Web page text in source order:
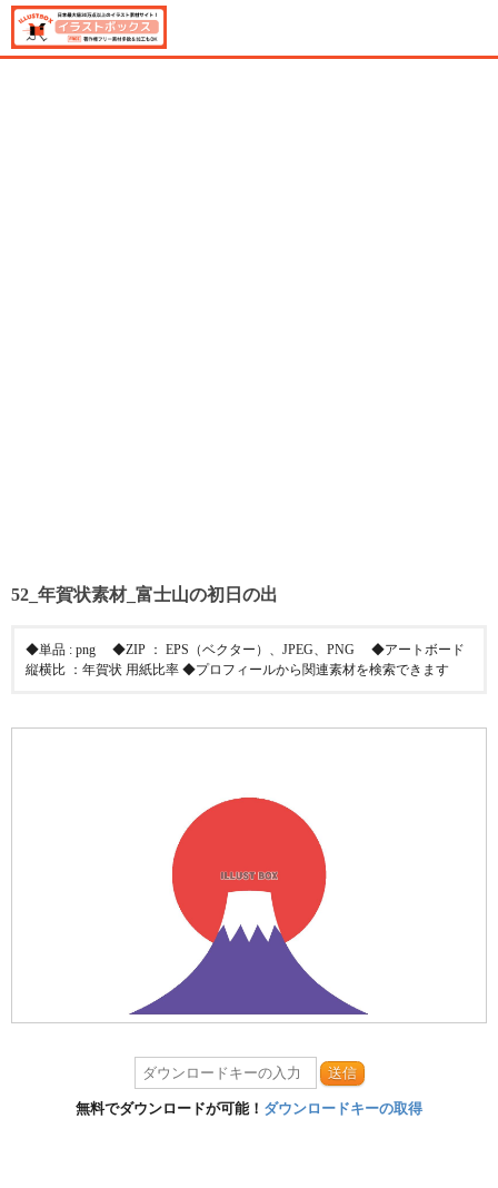
52_年賀状素材_富士山の初日の出
◆単品 : png ◆ZIP ： EPS（ベクター）、JPEG、PNG ◆アートボード
縦横比 ：年賀状 用紙比率 ◆プロフィールから関連素材を検索できます
送信
無料でダウンロードが可能！ ダウンロードキーの取得